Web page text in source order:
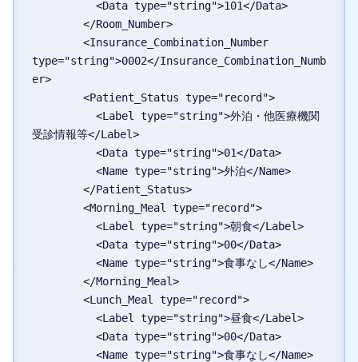
          <Data type="string">101</Data>
        </Room_Number>
type="string">0002</Insurance_Combination_Numb
er>
        <Patient_Status type="record">
受診情報等</Label>
          <Data type="string">01</Data>
          <Name type="string">外泊</Name>
        </Patient_Status>
        <Morning_Meal type="record">
          <Label type="string">朝食</Label>
          <Data type="string">00</Data>
          <Name type="string">食事なし</Name>
        </Morning_Meal>
        <Lunch_Meal type="record">
          <Label type="string">昼食</Label>
          <Data type="string">00</Data>
          <Name type="string">食事なし</Name>